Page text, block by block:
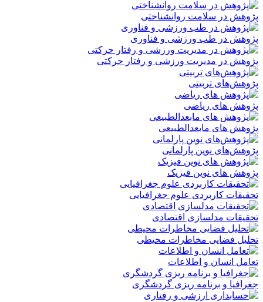
پژوهش در سلامت روانشناختی
پژوهش در طب ورزشی و فناوری
پژوهش در مدیریت ورزشی و رفتار حرکتی
پژوهش‌های تربیتی
پژوهش های ریاضی
پژوهش های مابعدالطبیعی
پژوهش‌های نوین پارلمانی
پژوهش های نوین فیزیک
تحقیقات کاربردی علوم جغرافیایی
تحقیقات مدلسازی اقتصادی
تحلیل فضایی مخاطرات محیطی
تعامل انسان و اطلاعات
جغرافیا و برنامه ریزی گردشگری